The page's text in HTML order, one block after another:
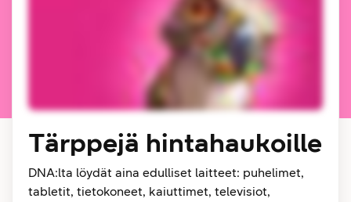
Tärppejä hintahaukoille
DNA:lta löydät aina edulliset laitteet: puhelimet,
tabletit, tietokoneet, kaiuttimet, televisiot,